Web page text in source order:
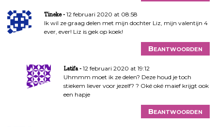
Tineke
12 februari 2020 at 08:58
Ik wil ze graag delen met mijn dochter Liz, mijn valentijn 4
ever, ever! Liz is gek op koek!
Beantwoorden
Latifa
12 februari 2020 at 19:12
Uhmmm moet ik ze delen? Deze houd je toch
stiekem liever voor jezelf? ? Oké oké maief krijgt ook
een hapje
Beantwoorden